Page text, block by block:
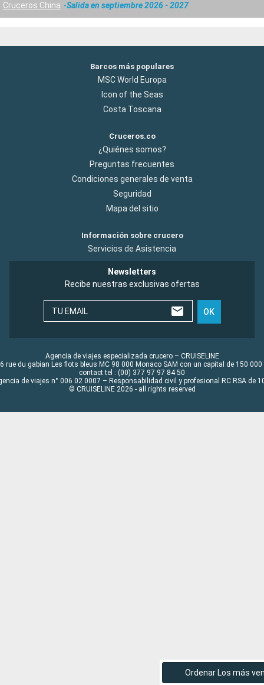
Ordenar Los más
Cruceros China
Salida en septiembre 2026 - 2027
Barcos más populares
MSC World Europa
Icon of the Seas
Costa Toscana
Cruceros.co
¿Quiénes somos?
Preguntas frecuentes
Condiciones generales de venta
Seguridad
Mapa del sitio
Información sobre crucero
Servicios de Asistencia
Newsletters
Recibe nuestras exclusivas ofertas
TU EMAIL OK
Agencia de viajes especializada crucero – CRUISELINE
rue du gabian Les flots bleus MC 98 000 Monaco SAM con un capital de 150 000
contact tel : (00) 377 97 97 84 50
de viajes n° 006 02 0007 – Responsabilidad civil y profesional RC RSA de
© CRUISELINE 2026 - all rights reserved